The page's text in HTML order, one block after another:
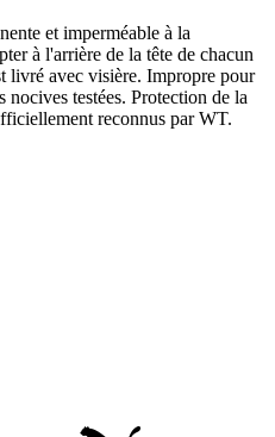
et imperméable à la
à l'arrière de la tête de chacun
livré avec visière. Impropre pour
testées. Protection de la
reconnus par WT.